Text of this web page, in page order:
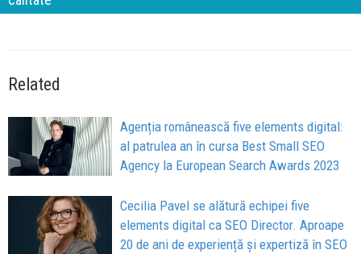
Related
Agenția românească five elements digital:
al patrulea an în cursa Best Small SEO
Agency la European Search Awards 2023
Cecilia Pavel se alătură echipei five
elements digital ca SEO Director. Aproape
20 de ani de experiență și expertiză în SEO